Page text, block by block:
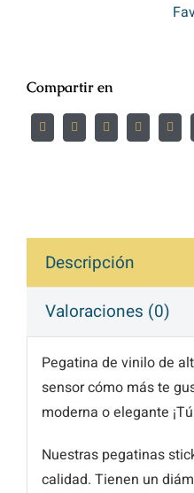
Compartir en
Descripción
Valoraciones (0)
Pegatina de vinilo de
sensor cómo más te
moderna o elegante
Nuestras pegatinas
calidad. Tienen un